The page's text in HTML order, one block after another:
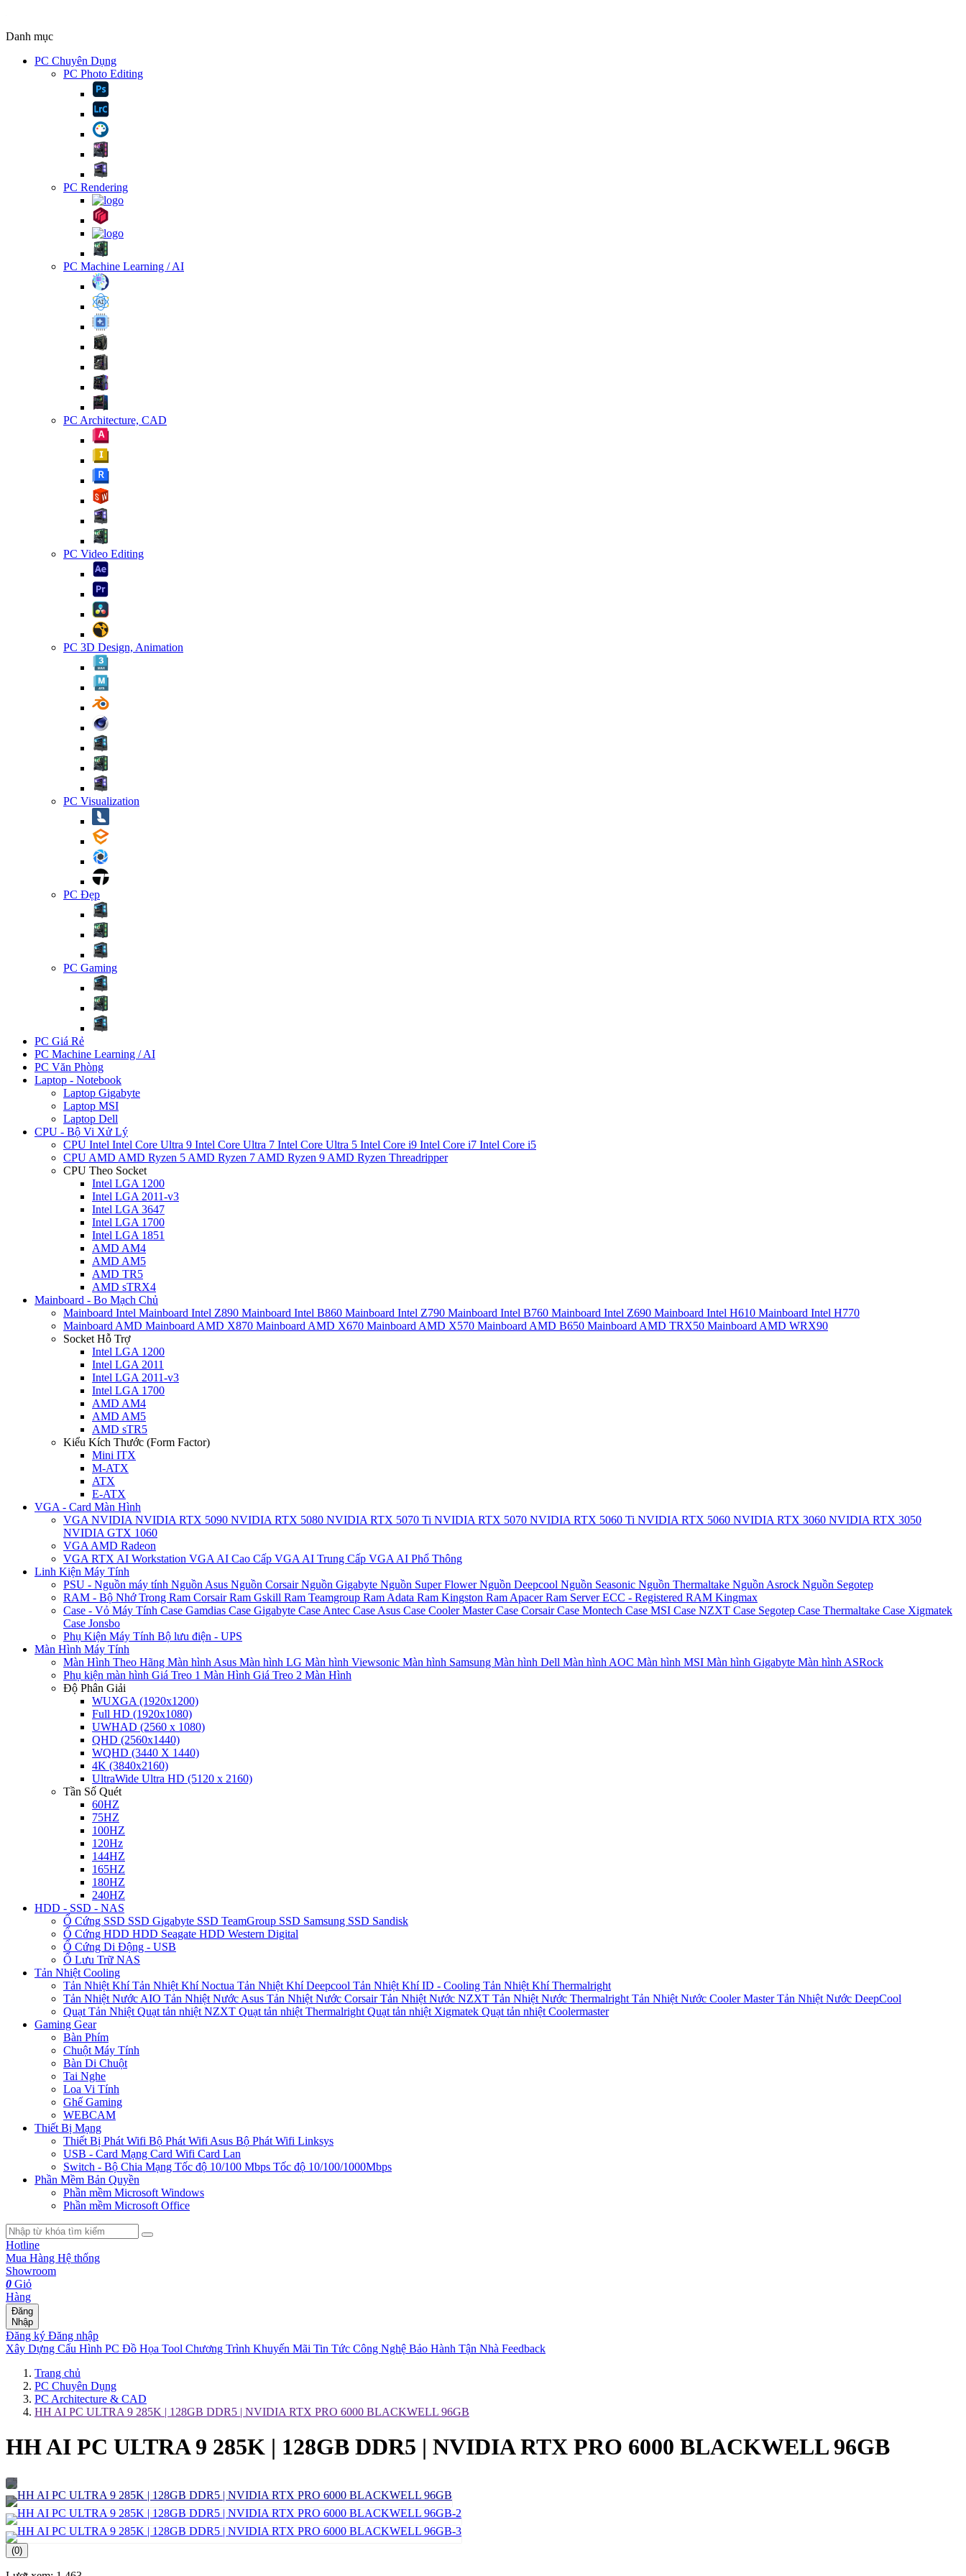
Danh mục
PC Chuyên Dụng
PC Photo Editing
PC Rendering
PC Machine Learning / AI
PC Architecture, CAD
PC Video Editing
PC 3D Design, Animation
PC Visualization
PC Đẹp
PC Gaming
PC Giá Rẻ
PC Machine Learning / AI
PC Văn Phòng
Laptop - Notebook
Laptop Gigabyte
Laptop MSI
Laptop Dell
CPU - Bộ Vi Xử Lý
CPU Intel Intel Core Ultra 9 Intel Core Ultra 7 Intel Core Ultra 5 Intel Core i9 Intel Core i7 Intel Core i5
CPU AMD AMD Ryzen 5 AMD Ryzen 7 AMD Ryzen 9 AMD Ryzen Threadripper
CPU Theo Socket
Intel LGA 1200
Intel LGA 2011-v3
Intel LGA 3647
Intel LGA 1700
Intel LGA 1851
AMD AM4
AMD AM5
AMD TR5
AMD sTRX4
Mainboard - Bo Mạch Chủ
Mainboard Intel Mainboard Intel Z890 Mainboard Intel B860 Mainboard Intel Z790 Mainboard Intel B760 Mainboard Intel Z690 Mainboard Intel H610 Mainboard Intel H770
Mainboard AMD Mainboard AMD X870 Mainboard AMD X670 Mainboard AMD X570 Mainboard AMD B650 Mainboard AMD TRX50 Mainboard AMD WRX90
Socket Hỗ Trợ
Intel LGA 1200
Intel LGA 2011
Intel LGA 2011-v3
Intel LGA 1700
AMD AM4
AMD AM5
AMD sTR5
Kiểu Kích Thước (Form Factor)
Mini ITX
M-ATX
ATX
E-ATX
VGA - Card Màn Hình
VGA NVIDIA NVIDIA RTX 5090 NVIDIA RTX 5080 NVIDIA RTX 5070 Ti NVIDIA RTX 5070 NVIDIA RTX 5060 Ti NVIDIA RTX 5060 NVIDIA RTX 3060 NVIDIA RTX 3050
NVIDIA GTX 1060
VGA AMD Radeon
VGA RTX AI Workstation VGA AI Cao Cấp VGA AI Trung Cấp VGA AI Phổ Thông
Linh Kiện Máy Tính
PSU - Nguồn máy tính Nguồn Asus Nguồn CorsairNguồn Gigabyte Nguồn Super FlowerNguồn Deepcool Nguồn Seasonic Nguồn Thermaltake Nguồn Asrock Nguồn Segotep
RAM - Bộ Nhớ Trong Ram CorsairRam Gskill Ram Teamgroup Ram Adata Ram Kingston Ram ApacerRam Server ECC - Registered RAM Kingmax
Case - Vỏ Máy Tính Case Gamdias Case Gigabyte Case Antec Case Asus Case Cooler MasterCase CorsairCase Montech Case MSI Case NZXT Case Segotep Case Thermaltake Case Xigmatek
Case Jonsbo
Phụ Kiện Máy Tính Bộ lưu điện - UPS
Màn Hình Máy Tính
Màn Hình Theo Hãng Màn hình Asus Màn hình LG Màn hình Viewsonic Màn hình Samsung Màn hình Dell Màn hình AOC Màn hình MSI Màn hình Gigabyte Màn hình ASRock
Phụ kiện màn hình Giá Treo 1 Màn Hình Giá Treo 2 Màn Hình
Độ Phân Giải
WUXGA (1920x1200)
Full HD (1920x1080)
UWHAD (2560 x 1080)
QHD (2560x1440)
WQHD (3440 X 1440)
4K (3840x2160)
UltraWide Ultra HD (5120 x 2160)
Tần Số Quét
60HZ
75HZ
100HZ
120Hz
144HZ
165HZ
180HZ
240HZ
HDD - SSD - NAS
Ổ Cứng SSD SSD Gigabyte SSD TeamGroup SSD Samsung SSD Sandisk
Ổ Cứng HDD HDD Seagate HDD Western Digital
Ổ Cứng Di Động - USB
Ổ Lưu Trữ NAS
Tản Nhiệt Cooling
Tản Nhiệt KhíTản Nhiệt Khí Noctua Tản Nhiệt Khí Deepcool Tản Nhiệt Khí ID - Cooling Tản Nhiệt Khí Thermalright
Tản Nhiệt Nước AIO Tản Nhiệt Nước Asus Tản Nhiệt Nước CorsairTản Nhiệt Nước NZXT Tản Nhiệt Nước Thermalright Tản Nhiệt Nước Cooler MasterTản Nhiệt Nước DeepCool
Quạt Tản Nhiệt Quạt tản nhiệt NZXT Quạt tản nhiệt Thermalright Quạt tản nhiệt Xigmatek Quạt tản nhiệt Coolermaster
Gaming Gear
Bàn Phím
Chuột Máy Tính
Bàn Di Chuột
Tai Nghe
Loa Vi Tính
Ghế Gaming
WEBCAM
Thiết Bị Mạng
Thiết Bị Phát Wifi Bộ Phát Wifi Asus Bộ Phát Wifi Linksys
USB - Card Mạng Card Wifi Card Lan
Switch - Bộ Chia Mạng Tốc độ 10/100 Mbps Tốc độ 10/100/1000Mbps
Phần Mềm Bản Quyền
Phần mềm Microsoft Windows
Phần mềm Microsoft Office
Hotline
Mua Hàng Hệ thống
Showroom
0 Giỏ
Hàng
Đăng
Nhập
Đăng ký Đăng nhập
Xây Dựng Cấu Hình PC Đồ Họa Tool Chương Trình Khuyến Mãi Tin Tức Công Nghệ Bảo Hành Tận Nhà Feedback
Trang chủ
PC Chuyên Dụng
PC Architecture & CAD
HH AI PC ULTRA 9 285K | 128GB DDR5 | NVIDIA RTX PRO 6000 BLACKWELL 96GB
HH AI PC ULTRA 9 285K | 128GB DDR5 | NVIDIA RTX PRO 6000 BLACKWELL 96GB
(0)